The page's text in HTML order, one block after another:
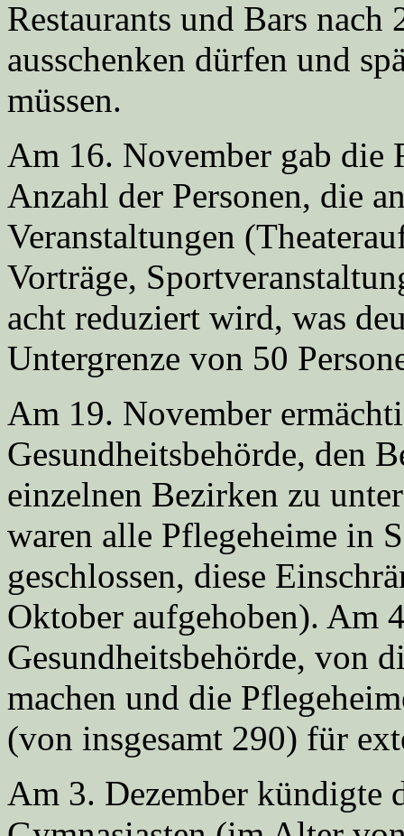
Restaurants und Bars
ausschenken dürfen und
müssen.
Am 16. November gab die
Anzahl der Personen, die
Veranstaltungen
Vorträge,
acht reduziert wird, was
Untergrenze von 50
Am 19. November
Gesundheitsbehörde, den
einzelnen Bezirken zu
waren alle Pflegeheime in
geschlossen, diese
Oktober aufgehoben). Am
Gesundheitsbehörde, von
machen und die
(von insgesamt 290) für
Am 3. Dezember kündigte